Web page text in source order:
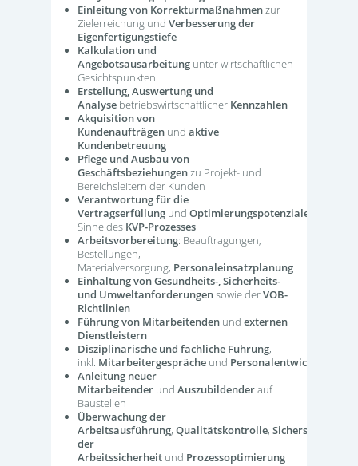
Einleitung von Korrekturmaßnahmenzur
Zielerreichung und Verbesserung der
Eigenfertigungstiefe
Kalkulation und
Angebotsausarbeitung unter wirtschaftlichen
Gesichtspunkten
Erstellung, Auswertung und
Analyse betriebswirtschaftlicher Kennzahlen
Akquisition von
Kundenaufträgen und aktive
Kundenbetreuung
Pflege und Ausbau von
Geschäftsbeziehungenzu Projekt- und
Bereichsleitern der Kunden
Verantwortung für die
Vertragserfüllung und Optimierungspotenziale
Sinne des KVP-Prozesses
Arbeitsvorbereitung: Beauftragungen,
Bestellungen,
Materialversorgung, Personaleinsatzplanung
Einhaltung von Gesundheits-, Sicherheits-
und Umweltanforderungensowie derVOB-
Richtlinien
Führung von Mitarbeitenden und externen
Dienstleistern
Disziplinarische und fachliche Führung,
inkl. Mitarbeitergespräche und Personalentwicklung
Anleitung neuer
Mitarbeitender und Auszubildenderauf
Baustellen
Überwachung der
Arbeitsausführung, Qualitätskontrolle, Sicherstellung
der
Arbeitssicherheit und Prozessoptimierung